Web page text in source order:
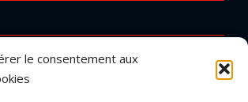
le consentement aux